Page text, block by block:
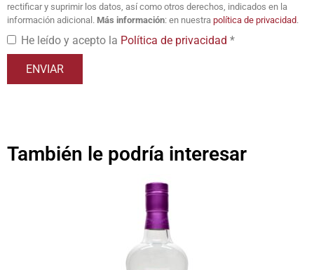
rectificar y suprimir los datos, así como otros derechos, indicados en la
información adicional. Más información: en nuestra política de privacidad.
He leído y acepto la Política de privacidad *
También le podría interesar